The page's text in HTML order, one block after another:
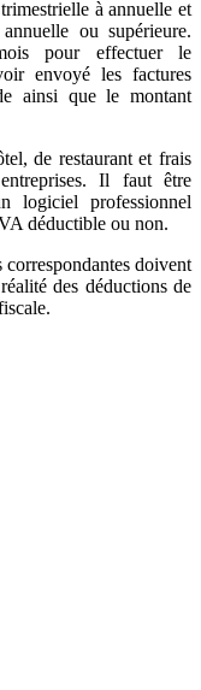
à annuelle et
ou supérieure.
pour effectuer le
envoyé les factures
ainsi que le montant
de restaurant et frais
Il faut être
logiciel professionnel
déductible ou non.
correspondantes doivent
des déductions de